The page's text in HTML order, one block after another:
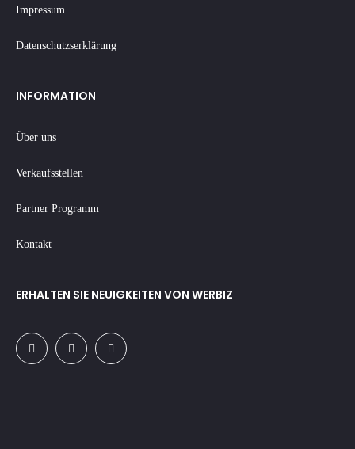
Impressum
Datenschutzserklärung
INFORMATION
Über uns
Verkaufsstellen
Partner Programm
Kontakt
ERHALTEN SIE NEUIGKEITEN VON WERBIZ